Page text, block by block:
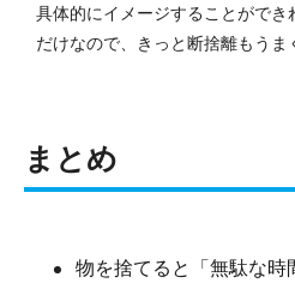
具体的にイメージすることができ
だけなので、きっと断捨離もうま
まとめ
物を捨てると「無駄な時